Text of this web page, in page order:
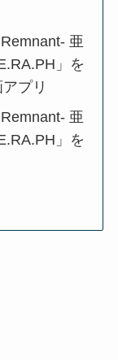
亜
」を
プリ
亜
」を